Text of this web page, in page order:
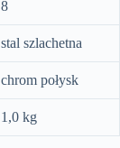
8
stal szlachetna
chrom połysk
1,0 kg